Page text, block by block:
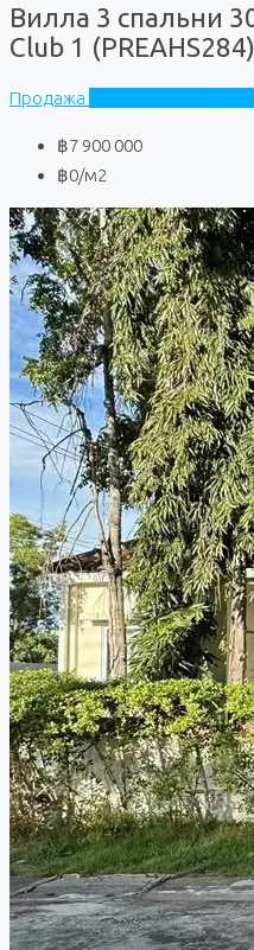
Вилла 3 спальни
Club 1 (PREAHS284)
Продажа
฿7 900 000
฿0/м2